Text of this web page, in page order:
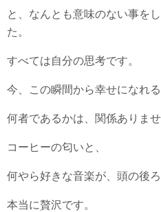
と、なんとも意味のない事を
た。
すべては自分の思考です。
今、この瞬間から幸せになれる
何者であるかは、関係ありませ
コーヒーの匂いと、
何やら好きな音楽が、頭の後
本当に贅沢です。